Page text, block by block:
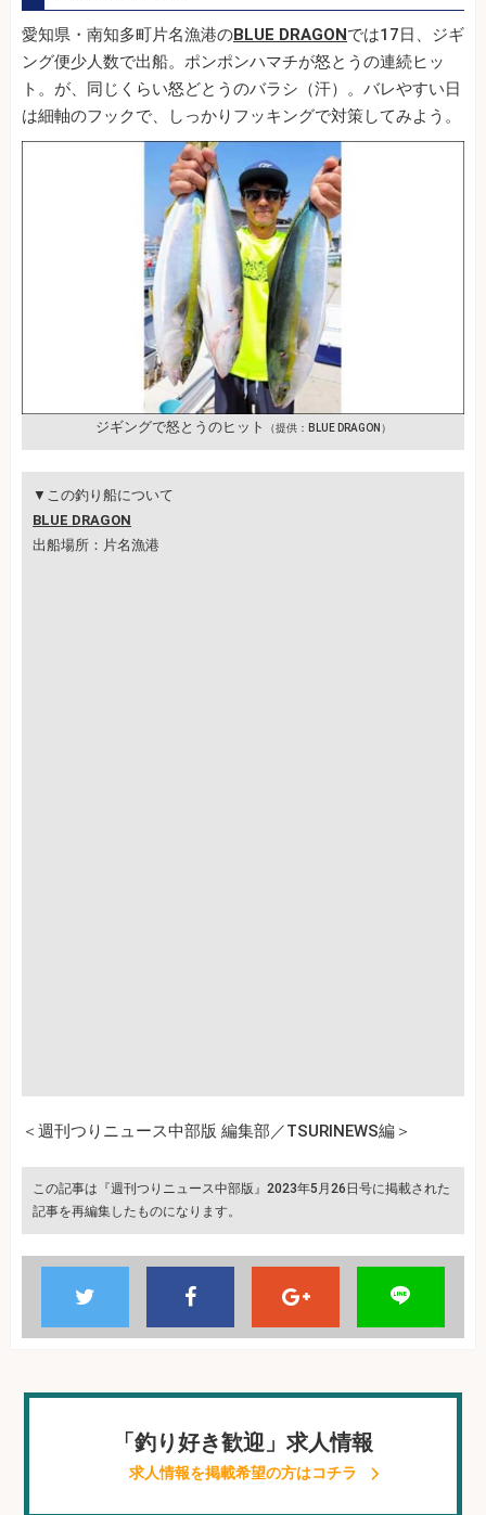
愛知県・南知多町片名漁港のBLUE DRAGONでは17日、ジギ
ング便少人数で出船。ポンポンハマチが怒とうの連続ヒッ
ト。が、同じくらい怒どとうのバラシ（汗）。バレやすい日
は細軸のフックで、しっかりフッキングで対策してみよう。
ジギングで怒とうのヒット （提供：BLUE DRAGON）
▼この釣り船について
BLUE DRAGON
出船場所：片名漁港
＜週刊つりニュース中部版 編集部／TSURINEWS編＞
この記事は『週刊つりニュース中部版』2023年5月26日号に掲載された
記事を再編集したものになります。
「釣り好き歓迎」求人情報
求人情報を掲載希望の方はコチラ